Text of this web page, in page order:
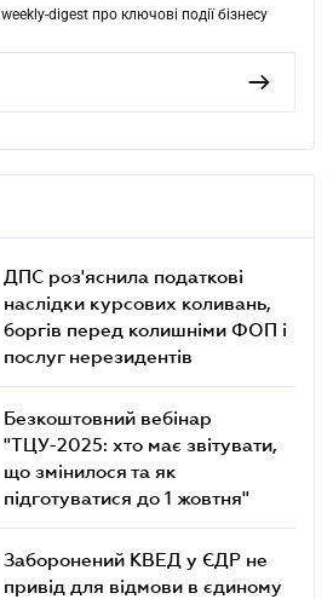
digest про ключові події бізнесу
ДПС роз'яснила податкові
наслідки курсових коливань,
боргів перед колишніми ФОП і
послуг нерезидентів
Безкоштовний вебінар
"ТЦУ-2025: хто має звітувати,
що змінилося та як
підготуватися до 1 жовтня"
Заборонений КВЕД у ЄДР не
привід для відмови в єдиному